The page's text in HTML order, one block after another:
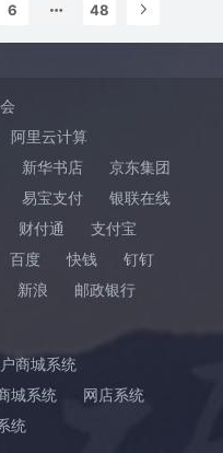
6 48
阿里云计算
新华书店
京东集团
易宝支付
银联在线
财付通
支付宝
百度 快钱
钉钉
新浪
邮政银行
商城系统
城系统
网店系统
统